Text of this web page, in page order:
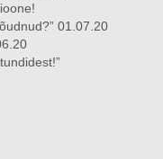
01.07.20